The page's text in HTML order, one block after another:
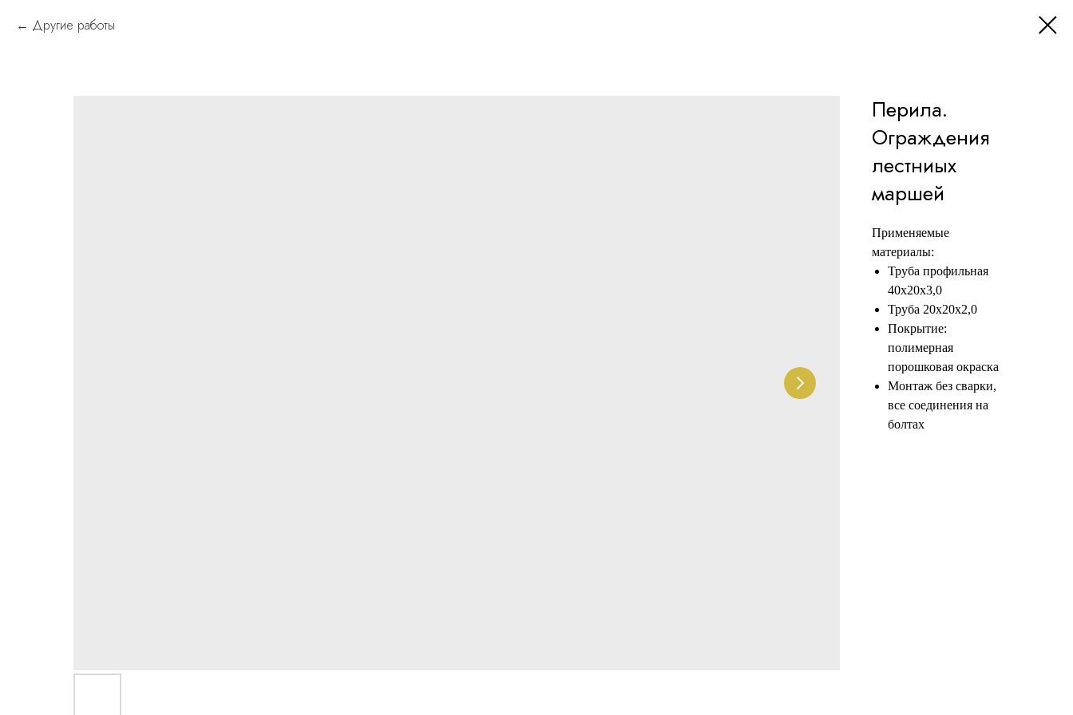
Другие работы
Перила.
Ограждения
лестниых
маршей
Применяемые
материалы:
Труба профильная
40х20х3,0
Труба 20х20х2,0
Покрытие:
полимерная
порошковая окраска
Монтаж без сварки,
все соединения на
болтах